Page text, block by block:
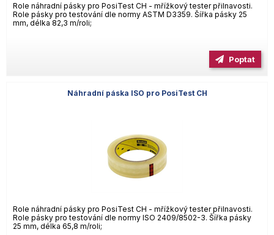
Role náhradní pásky pro PosiTest CH - mřížkový tester přilnavosti.
Role pásky pro testování dle normy ASTM D3359. Šířka pásky 25
mm, délka 82,3 m/roli;
Poptat
Náhradní páska ISO pro PosiTest CH
Role náhradní pásky pro PosiTest CH - mřížkový tester přilnavosti.
Role pásky pro testování dle normy ISO 2409/8502-3. Šířka pásky
25 mm, délka 65,8 m/roli;